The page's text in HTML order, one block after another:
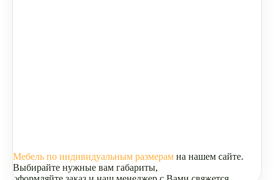
Мебель по индивидуальным размерам на нашем сайте.
Выбирайте нужные вам габариты,